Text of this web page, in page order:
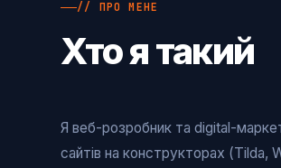
// ПРО МЕНЕ
Хто я такий
Я веб-розробник та digital-
сайтів на конструкторах (Tilda,